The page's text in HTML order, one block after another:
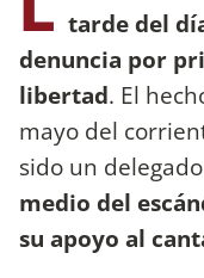
tarde del
denuncia por
libertad. El
mayo del
sido un
medio del
su apoyo al